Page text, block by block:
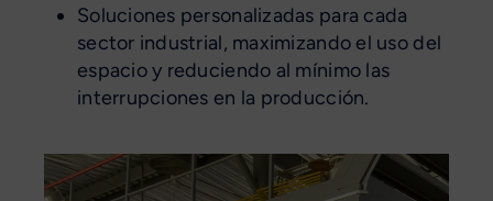
Soluciones personalizadas para cada
sector industrial, maximizando el uso del
espacio y reduciendo al mínimo las
interrupciones en la producción.